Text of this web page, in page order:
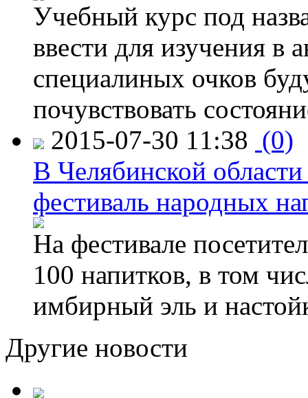
Учебный курс под
ввести для изучения
специалиных очков
почувствовать
2015-07-30 11:38 (0)
В Челябинской
фестиваль народных
На фестивале
100 напитков, в том
имбирный эль и
Другие новости